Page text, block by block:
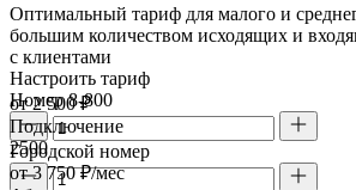
Оптимальный тариф для малого и
большим количеством исходящих и
с клиентами
Настроить тариф
Номер 8-800
Городской номер
от 2 500 ₽
Подключение
2500
от 3 750 ₽/мес